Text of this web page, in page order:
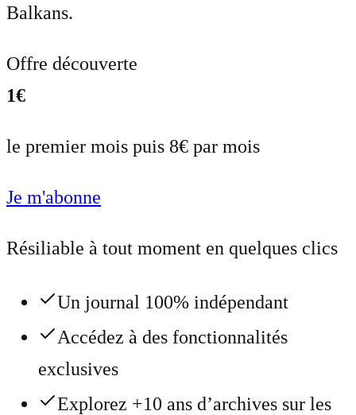
Balkans.
Offre découverte
1€
le premier mois puis 8€ par mois
Je m'abonne
Résiliable à tout moment en quelques clics
Un journal 100% indépendant
Accédez à des fonctionnalités
exclusives
Explorez +10 ans d’archives sur les